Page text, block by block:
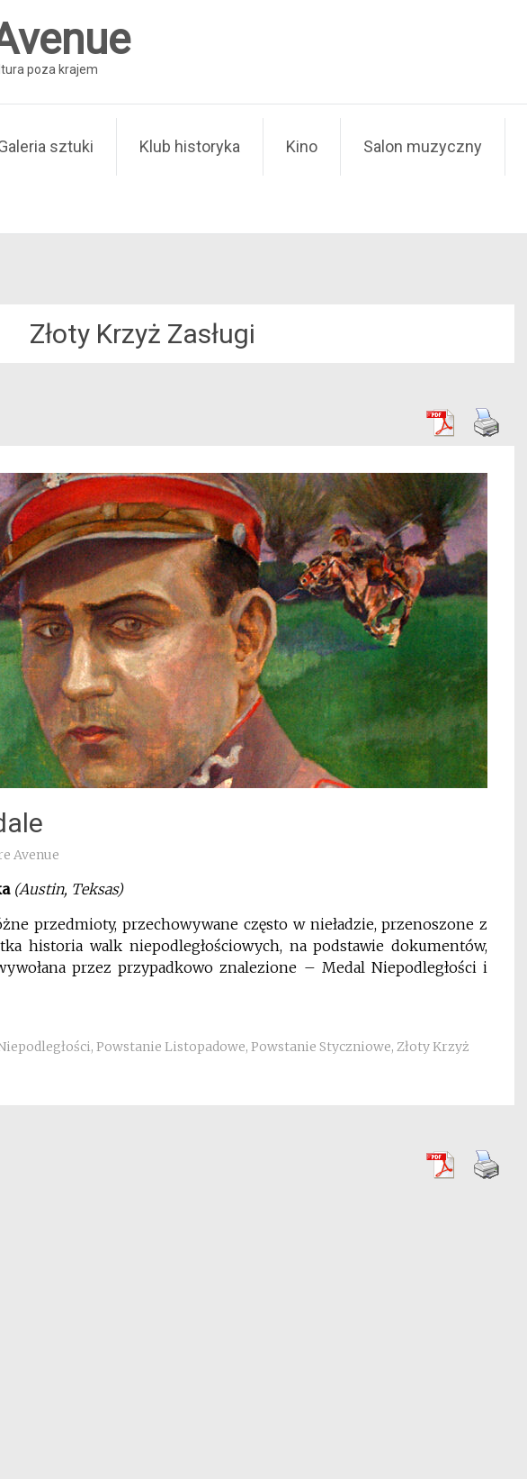
poza krajem
sztuki Klub historyka Kino Salon muzyczny
Złoty Krzyż Zasługi
Avenue
(Austin, Teksas)
przedmioty, przechowywane często w nieładzie, przenoszone z
historia walk niepodległościowych, na podstawie dokumentów,
przez przypadkowo znalezione – Medal Niepodległości i
, Powstanie Listopadowe, Powstanie Styczniowe, Złoty Krzyż